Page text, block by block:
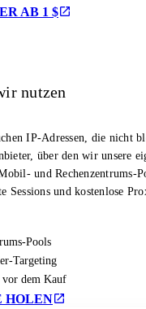
AB 1 $
nutzen
IP-Adressen, die nicht
über den wir unsere
und Rechenzentrums-
Sessions und kostenlose
Pools
Targeting
vor dem Kauf
HOLEN